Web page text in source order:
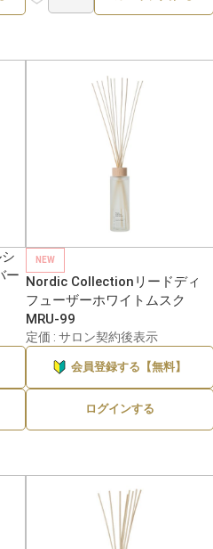
ー
NEW
Nordic Collectionリードディ
フューザーホワイトムスク
MRU-99
定価 : サロン契約後表示
会員登録する【無料】
ログインする